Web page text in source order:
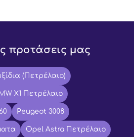
προτάσεις μας
(Πετρέλαιο)
X1 Πετρέλαιο
Peugeot 3008
Opel Astra Πετρέλαιο